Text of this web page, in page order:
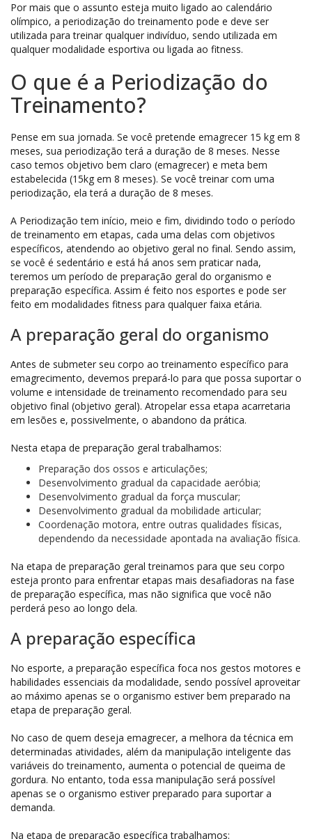
Por mais que o assunto esteja muito ligado ao calendário
olímpico, a periodização do treinamento pode e deve ser
utilizada para treinar qualquer indivíduo, sendo utilizada em
qualquer modalidade esportiva ou ligada ao fitness.
O que é a Periodização do
Treinamento?
Pense em sua jornada. Se você pretende emagrecer 15 kg em 8
meses, sua periodização terá a duração de 8 meses. Nesse
caso temos objetivo bem claro (emagrecer) e meta bem
estabelecida (15kg em 8 meses). Se você treinar com uma
periodização, ela terá a duração de 8 meses.
A Periodização tem início, meio e fim, dividindo todo o período
de treinamento em etapas, cada uma delas com objetivos
específicos, atendendo ao objetivo geral no final. Sendo assim,
se você é sedentário e está há anos sem praticar nada,
teremos um período de preparação geral do organismo e
preparação específica. Assim é feito nos esportes e pode ser
feito em modalidades fitness para qualquer faixa etária.
A preparação geral do organismo
Antes de submeter seu corpo ao treinamento específico para
emagrecimento, devemos prepará-lo para que possa suportar o
volume e intensidade de treinamento recomendado para seu
objetivo final (objetivo geral). Atropelar essa etapa acarretaria
em lesões e, possivelmente, o abandono da prática.
Nesta etapa de preparação geral trabalhamos:
Preparação dos ossos e articulações;
Desenvolvimento gradual da capacidade aeróbia;
Desenvolvimento gradual da força muscular;
Desenvolvimento gradual da mobilidade articular;
Coordenação motora, entre outras qualidades físicas,
dependendo da necessidade apontada na avaliação física.
Na etapa de preparação geral treinamos para que seu corpo
esteja pronto para enfrentar etapas mais desafiadoras na fase
de preparação específica, mas não significa que você não
perderá peso ao longo dela.
A preparação específica
No esporte, a preparação específica foca nos gestos motores e
habilidades essenciais da modalidade, sendo possível aproveitar
ao máximo apenas se o organismo estiver bem preparado na
etapa de preparação geral.
No caso de quem deseja emagrecer, a melhora da técnica em
determinadas atividades, além da manipulação inteligente das
variáveis do treinamento, aumenta o potencial de queima de
gordura. No entanto, toda essa manipulação será possível
apenas se o organismo estiver preparado para suportar a
demanda.
Na etapa de preparação específica trabalhamos: